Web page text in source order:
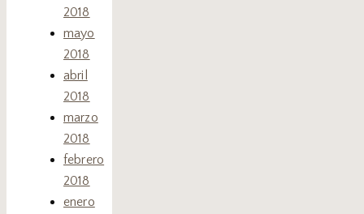
2018
mayo
2018
abril
2018
marzo
2018
febrero
2018
enero